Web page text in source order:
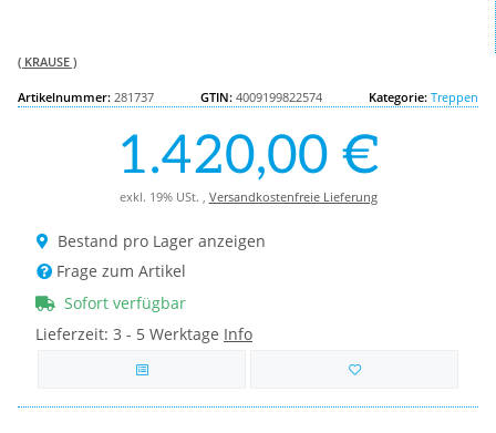
( KRAUSE )
Artikelnummer: 281737 GTIN: 4009199822574 Kategorie: Treppen
1.420,00 €
exkl. 19% USt. , Versandkostenfreie Lieferung
Bestand pro Lager anzeigen
Frage zum Artikel
Sofort verfügbar
Lieferzeit: 3 - 5 Werktage Info